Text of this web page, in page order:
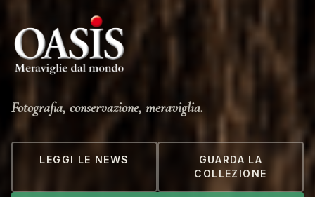
Fotografia, conservazione, meraviglia.
LEGGI LE NEWS
GUARDA LA
COLLEZIONE